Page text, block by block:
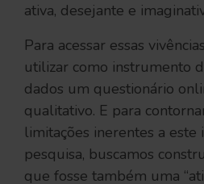
ativa, desejante e
Para acessar essas
utilizar como instrumento
dados um questionário
qualitativo. E para
limitações inerentes a
pesquisa, buscamos
que fosse também uma